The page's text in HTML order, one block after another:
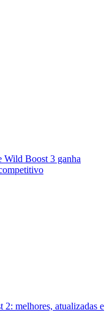
Wild Boost 3 ganha
melhores, atualizadas e